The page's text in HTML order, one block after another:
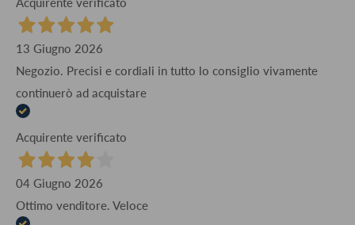
13 Giugno 2026
Negozio. Precisi e cordiali in tutto lo consiglio vivamente
continuerò ad acquistare
Acquirente verificato
04 Giugno 2026
Ottimo venditore. Veloce